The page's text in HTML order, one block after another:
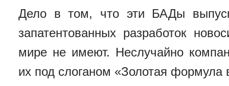
Дело в том, что эти БАДы
запатентованных разработок
мире не имеют. Неслучайно
их под слоганом «Золотая формула